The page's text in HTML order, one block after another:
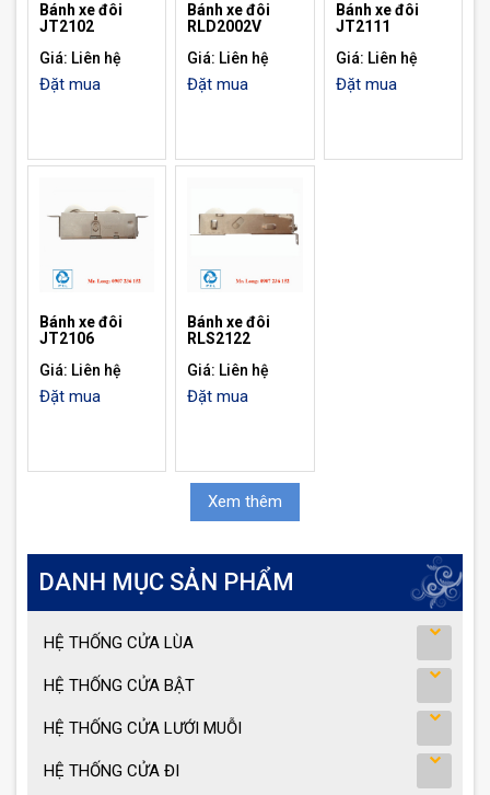
Bánh xe đôi
JT2102
Giá: Liên hệ
Đặt mua
Bánh xe đôi
RLD2002V
Giá: Liên hệ
Đặt mua
Bánh xe đôi
JT2111
Giá: Liên hệ
Đặt mua
Bánh xe đôi
JT2106
Giá: Liên hệ
Đặt mua
Bánh xe đôi
RLS2122
Giá: Liên hệ
Đặt mua
Xem thêm
DANH MỤC SẢN PHẨM
HỆ THỐNG CỬA LÙA
HỆ THỐNG CỬA BẬT
HỆ THỐNG CỬA LƯỚI MUỖI
HỆ THỐNG CỬA ĐI